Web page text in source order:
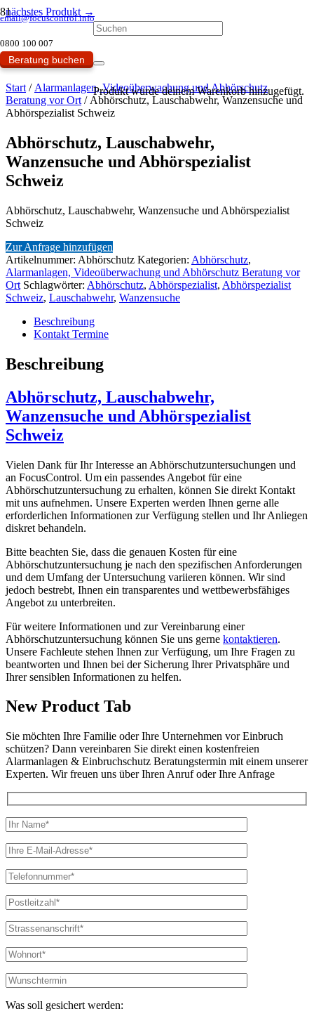
email@focuscontrol.info
0800 100 007
Beratung buchen
Produktwurde deinem Warenkorb hinzugefügt.
nächstes Produkt →
Start / Alarmanlagen, Videoüberwachung und Abhörschutz
Beratung vor Ort / Abhörschutz, Lauschabwehr, Wanzensuche und
Abhörspezialist Schweiz
Abhörschutz, Lauschabwehr,
Wanzensuche und Abhörspezialist
Schweiz
Abhörschutz, Lauschabwehr, Wanzensuche und Abhörspezialist
Schweiz
Zur Anfrage hinzufügen
Artikelnummer: Abhörschutz Kategorien: Abhörschutz,
Alarmanlagen, Videoüberwachung und Abhörschutz Beratung vor
Ort Schlagwörter: Abhörschutz, Abhörspezialist, Abhörspezialist
Schweiz, Lauschabwehr, Wanzensuche
Beschreibung
Kontakt Termine
Beschreibung
Abhörschutz, Lauschabwehr,
Wanzensuche und Abhörspezialist
Schweiz
Vielen Dank für Ihr Interesse an Abhörschutzuntersuchungen und
an FocusControl. Um ein passendes Angebot für eine
Abhörschutzuntersuchung zu erhalten, können Sie direkt Kontakt
mit uns aufnehmen. Unsere Experten werden Ihnen gerne alle
erforderlichen Informationen zur Verfügung stellen und Ihr Anliegen
diskret behandeln.
Bitte beachten Sie, dass die genauen Kosten für eine
Abhörschutzuntersuchung je nach den spezifischen Anforderungen
und dem Umfang der Untersuchung variieren können. Wir sind
jedoch bestrebt, Ihnen ein transparentes und wettbewerbsfähiges
Angebot zu unterbreiten.
Für weitere Informationen und zur Vereinbarung einer
Abhörschutzuntersuchung können Sie uns gerne kontaktieren.
Unsere Fachleute stehen Ihnen zur Verfügung, um Ihre Fragen zu
beantworten und Ihnen bei der Sicherung Ihrer Privatsphäre und
Ihrer sensiblen Informationen zu helfen.
New Product Tab
Sie möchten Ihre Familie oder Ihre Unternehmen vor Einbruch
schützen? Dann vereinbaren Sie direkt einen kostenfreien
Alarmanlagen & Einbruchschutz Beratungstermin mit einem unserer
Experten. Wir freuen uns über Ihren Anruf oder Ihre Anfrage
Was soll gesichert werden: